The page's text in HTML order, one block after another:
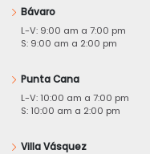
Bávaro
L-V: 9:00 am a 7:00 pm
S: 9:00 am a 2:00 pm
Punta Cana
L-V: 10:00 am a 7:00 pm
S: 10:00 am a 2:00 pm
Villa Vásquez